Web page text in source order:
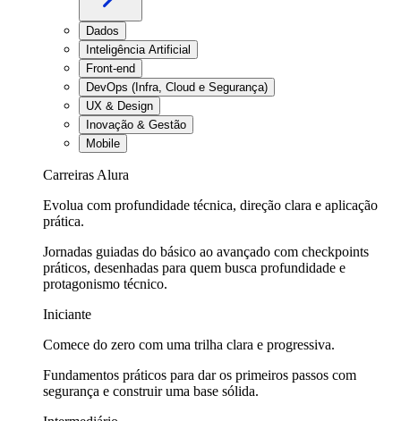
Dados
Inteligência Artificial
Front-end
DevOps (Infra, Cloud e Segurança)
UX & Design
Inovação & Gestão
Mobile
Carreiras Alura
Evolua com profundidade técnica, direção clara e aplicação
prática.
Jornadas guiadas do básico ao avançado com checkpoints
práticos, desenhadas para quem busca profundidade e
protagonismo técnico.
Iniciante
Comece do zero com uma trilha clara e progressiva.
Fundamentos práticos para dar os primeiros passos com
segurança e construir uma base sólida.